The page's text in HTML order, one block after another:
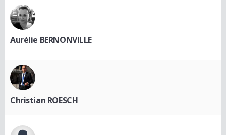
Aurélie BERNONVILLE
Christian ROESCH